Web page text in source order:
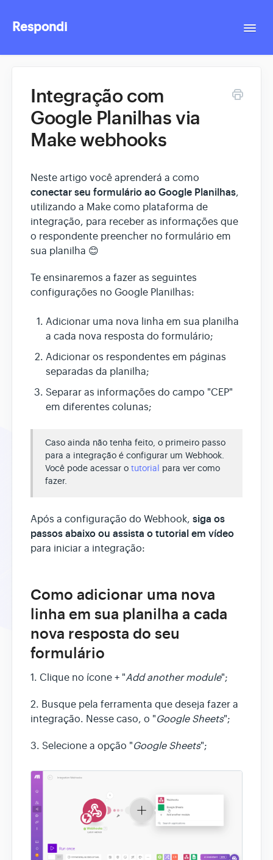
Respondi
Integração com
Google Planilhas via
Make webhooks
Neste artigo você aprenderá a como
conectar seu formulário ao Google Planilhas,
utilizando a Make como plataforma de
integração, para receber as informações que
o respondente preencher no formulário em
sua planilha 😊
Te ensinaremos a fazer as seguintes
configurações no Google Planilhas:
Adicionar uma nova linha em sua planilha
a cada nova resposta do formulário;
Adicionar os respondentes em páginas
separadas da planilha;
Separar as informações do campo "CEP"
em diferentes colunas;
Caso ainda não tenha feito, o primeiro passo
para a integração é configurar um Webhook.
Você pode acessar o tutorial para ver como
fazer.
Após a configuração do Webhook, siga os
passos abaixo ou assista o tutorial em vídeo
para iniciar a integração:
Como adicionar uma nova
linha em sua planilha a cada
nova resposta do seu
formulário
1. Clique no ícone + "Add another module";
2. Busque pela ferramenta que deseja fazer a
integração. Nesse caso, o "Google Sheets";
3. Selecione a opção "Google Sheets";